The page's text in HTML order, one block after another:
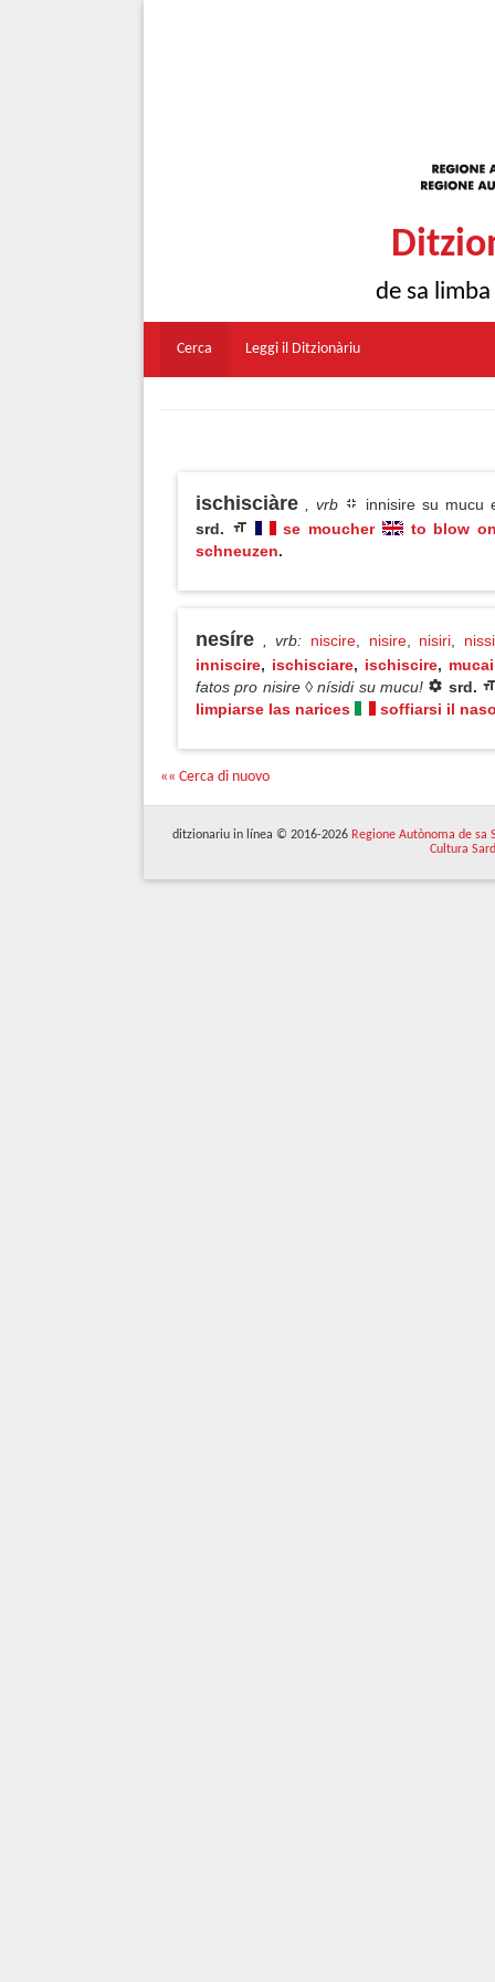
de sa
Cerca Leggi il Ditzionàriu
ischisciàre , vrb
innisire su mucu
srd.
se moucher
to blow
schneuzen.
nesíre , vrb: niscire nisire, nisiri
inniscire, ischisciare, ischiscire, mucai
fatos pro nisire ◊ nísidi su mucu!
srd.
limpiarse las narices
soffiarsi il
«« Cerca di nuovo
ditzionariu in línea © 2016-2026 Regione Autònoma de sa
Cultura